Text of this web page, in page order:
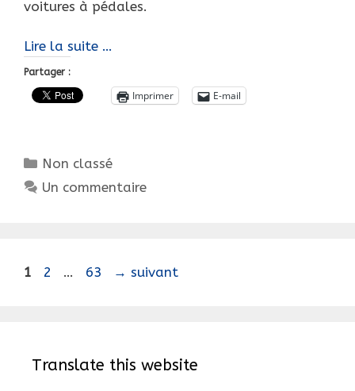
voitures à pédales.
Lire la suite …
et
barbe
Noël
!
Partager :
Imprimer E-mail
Catégories
Non classé
Un commentaire
Navigation
Page
1 Page
2 … Page
63 → suivant
Translate this website